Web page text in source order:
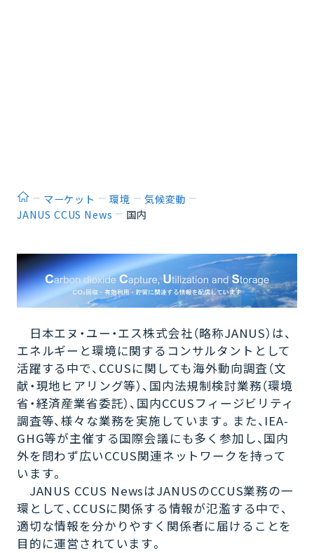
ホームマーケット 環境
気候変動
JANUS CCUS News
国内
日本エヌ・ユー・エス株式会社（略称JANUS）は、
エネルギーと環境に関するコンサルタントとして
活躍する中で、CCUSに関しても海外動向調査（文
献・現地ヒアリング等）、国内法規制検討業務（環境
省・経済産業省委託）、国内CCUSフィージビリティ
調査等、様々な業務を実施しています。また、IEA-
GHG等が主催する国際会議にも多く参加し、国内
外を問わず広いCCUS関連ネットワークを持って
います。
JANUS CCUS NewsはJANUSのCCUS業務の一
環として、CCUSに関係する情報が氾濫する中で、
適切な情報を分かりやすく関係者に届けることを
目的に運営されています。